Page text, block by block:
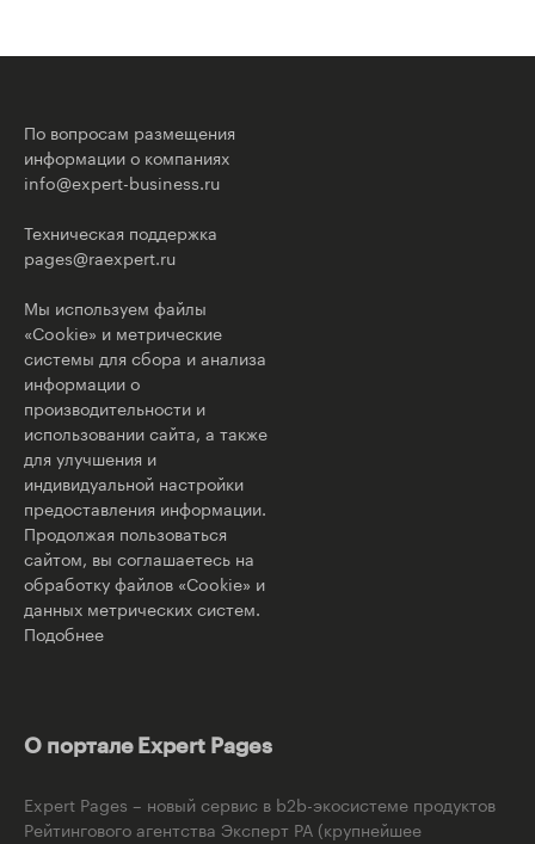
По вопросам размещения
информации о компаниях
info@expert-business.ru
Техническая поддержка
pages@raexpert.ru
Мы используем файлы
«Cookie» и метрические
системы для сбора и анализа
информации о
производительности и
использовании сайта, а также
для улучшения и
индивидуальной настройки
предоставления информации.
Продолжая пользоваться
сайтом, вы соглашаетесь на
обработку файлов «Cookie» и
данных метрических систем.
Подобнее
О портале Expert Pages
Expert Pages – новый сервис в b2b-экосистеме продуктов
Рейтингового агентства Эксперт РА (крупнейшее